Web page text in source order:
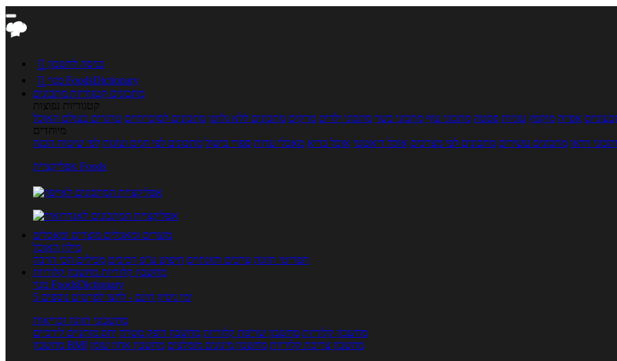
 כניסה לחשבון

מנוי FoodsDictionary
מתכונים קטגוריות מתכונים
קטגוריות נפוצות
אפייה מוקפץ עוגיות פסטה מתכוני עוף מתכוני בשר מתכוני ילדים מרקים מתכונים ללא גלוטן מתכונים לסוכרתיים טרנדים בעולם האוכל
מיוחדים
וידאו מתכונים עשירים מתכונים לפי מצרכים אוכל דיאטטי אוכל בריא מאכלי עדות ספרי בישול מתכונים לפי חגים ועונות לפי שיטות הכנה
אפליקציית Foods
מוצרים ומאכלים מוצרים ומאכלים
מילון האוכל
תפריטי תזונה ערכים תזונתיים חיפוש ע"פ רכיבים מכילים הכי הרבה
מחשבון קלוריות מחשבון קלוריות
מנוי FoodsDictionary
5 ימי ניסיון חינם - לחצו לפרטים נוספים
מחשבוני תזונה ובריאות
מחשבון קלוריות מחשבון שריפת קלוריות מחשבון דופק מטרה יחס מותניים לירכיים
מחשבון BMI
מחשבון צריכת קלוריות מחשבון מינונים מומלצים מחשבון אחוז שומן